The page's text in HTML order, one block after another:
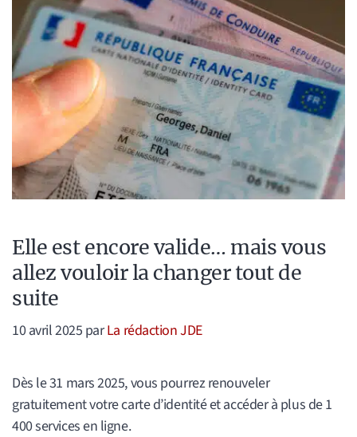
Elle est encore valide… mais vous
allez vouloir la changer tout de
suite
10 avril 2025 parLa rédaction JDE
Dès le 31 mars 2025, vous pourrez renouveler
gratuitement votre carte d’identité et accéder à plus de 1
400 services en ligne.